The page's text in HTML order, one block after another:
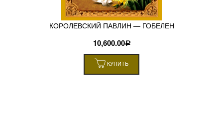
КОРОЛЕВСКИЙ ПАВЛИН — ГОБЕЛЕН
10,600.00Р
КУПИТЬ